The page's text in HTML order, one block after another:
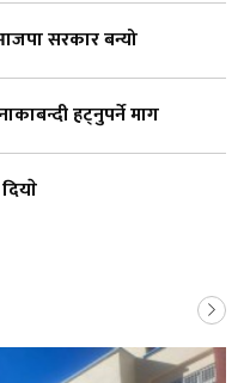
सरकार बन्यो
हट्नुपर्ने माग